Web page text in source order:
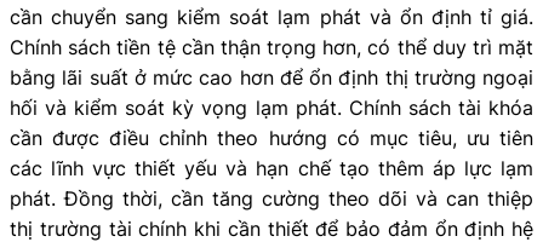
cần chuyển sang kiểm soát lạm phát và ổn định tỉ giá.
Chính sách tiền tệ cần thận trọng hơn, có thể duy trì mặt
bằng lãi suất ở mức cao hơn để ổn định thị trường ngoại
hối và kiểm soát kỳ vọng lạm phát. Chính sách tài khóa
cần được điều chỉnh theo hướng có mục tiêu, ưu tiên
các lĩnh vực thiết yếu và hạn chế tạo thêm áp lực lạm
phát. Đồng thời, cần tăng cường theo dõi và can thiệp
thị trường tài chính khi cần thiết để bảo đảm ổn định hệ